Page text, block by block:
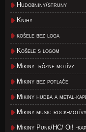
Hudobniny/struny
Knihy
košele bez loga
Košele s logom
Mikiny .rôzne motívy
Mikiny bez potlače
Mikiny hudba a metal-
Mikiny music rock-motívy
Mikiny Punk/HC/ Oi! -